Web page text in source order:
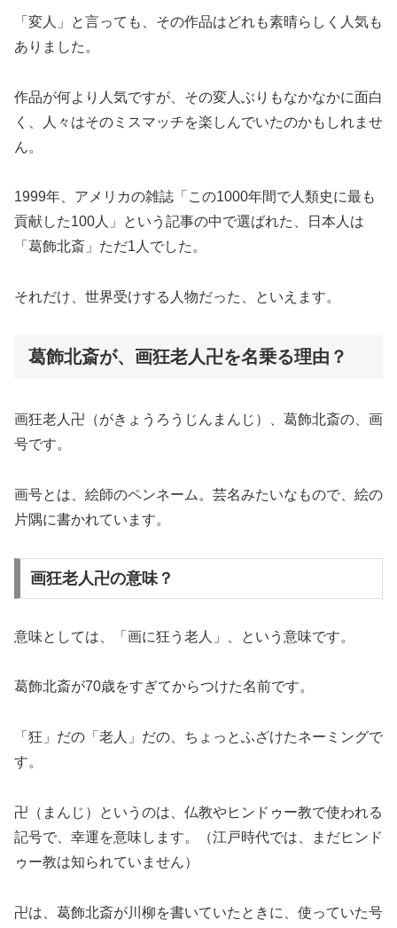
「変人」と言っても、その作品はどれも素晴らしく人気も
ありました。
作品が何より人気ですが、その変人ぶりもなかなかに面白
く、人々はそのミスマッチを楽しんでいたのかもしれませ
ん。
1999年、アメリカの雑誌「この1000年間で人類史に最も
貢献した100人」という記事の中で選ばれた、日本人は
「葛飾北斎」ただ1人でした。
それだけ、世界受けする人物だった、といえます。
葛飾北斎が、画狂老人卍を名乗る理由？
画狂老人卍（がきょうろうじんまんじ）、葛飾北斎の、画
号です。
画号とは、絵師のペンネーム。芸名みたいなもので、絵の
片隅に書かれています。
画狂老人卍の意味？
意味としては、「画に狂う老人」、という意味です。
葛飾北斎が70歳をすぎてからつけた名前です。
「狂」だの「老人」だの、ちょっとふざけたネーミングで
す。
卍（まんじ）というのは、仏教やヒンドゥー教で使われる
記号で、幸運を意味します。（江戸時代では、まだヒンド
ゥー教は知られていません）
卍は、葛飾北斎が川柳を書いていたときに、使っていた号